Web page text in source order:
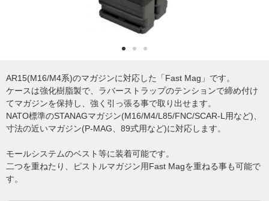
AR15(M16/M4系)のマガジンに対応した「Fast Mag」です。
ケースは強化樹脂製で、ラバーストラップのテンションで締め付け
てマガジンを保持し、強く引っ張る事で取り出せます。
NATO標準のSTANAGマガジン(M16/M4/L85/FNC/SCAR-L用など)、
寸法の近いマガジン(P-MAG、89式用など)に対応します。
モールシステムのベスト等に装着可能です。
二つを重ねたり、ピストルマガジン用Fast Magを重ねる事も可能で
す。